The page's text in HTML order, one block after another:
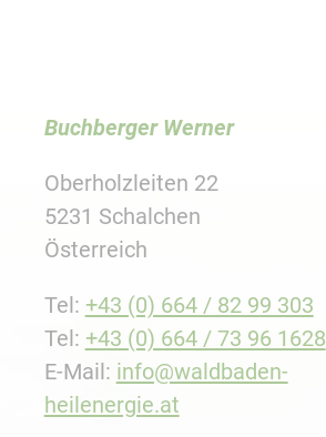
Buchberger Werner
Oberholzleiten 22
5231 Schalchen
Österreich
Tel: +43 (0) 664 / 82 99 303
Tel: +43 (0) 664 / 73 96 1628
E-Mail: info@waldbaden-
heilenergie.at